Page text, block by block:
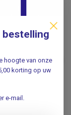
€11,99
bestelling
hoogte van onze
korting op uw
e-mail.